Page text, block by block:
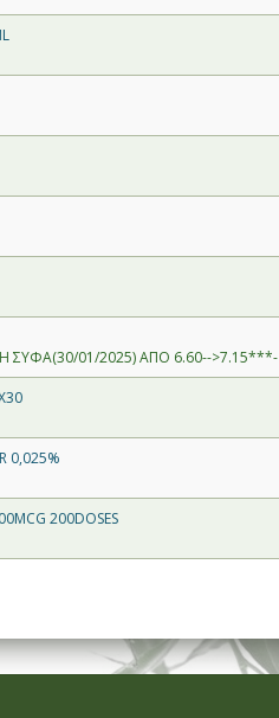
ΣΥΦΑ(30/01/2025) ΑΠΟ 6.60-->7.15***-
0,025%
200DOSES